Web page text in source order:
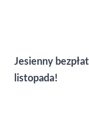
Jesienny
listopada!